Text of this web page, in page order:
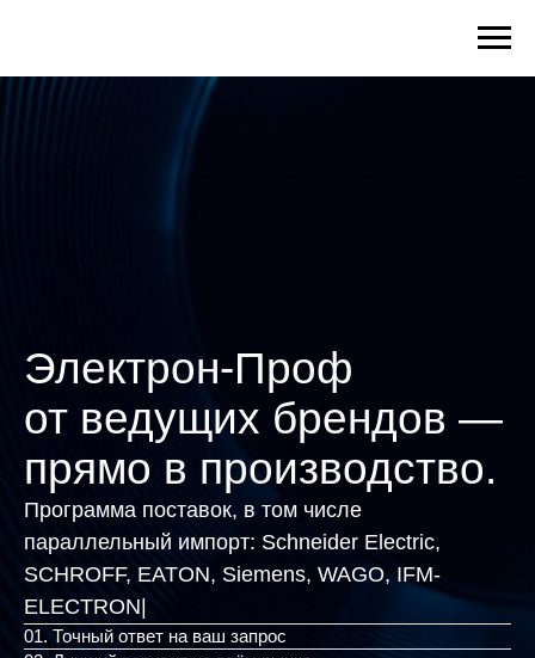
Электрон-Проф
от ведущих брендов —
прямо в производство.
Программа поставок, в том числе
параллельный импорт:
Schneider Electric,
SCHROFF, EATON, Siemens, WAGO,
01. Точный ответ на ваш запрос
02. Лучший вариант на всём рынке